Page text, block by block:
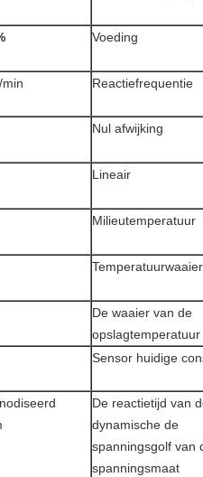
Voeding
Reactiefrequentie
Nul afwijking
Lineair
Milieutemperatuur
Temperatuurwaaier
De waaier van de
opslagtemperatuur
Sensor huidige
De reactietijd van
dynamische de
spanningsgolf van
spanningsmaat